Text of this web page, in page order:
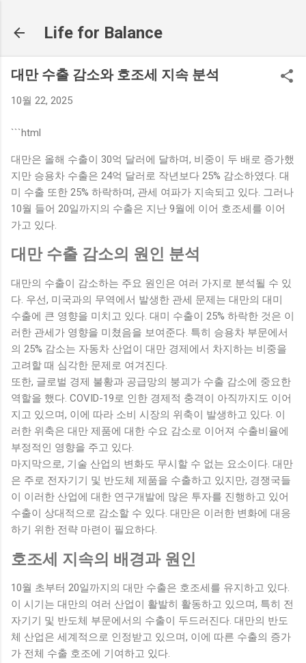
Life for Balance
대만 수출 감소와 호조세 지속 분석
10월 22, 2025
```html
대만은 올해 수출이 30억 달러에 달하며, 비중이 두 배로 증가했
지만 승용차 수출은 24억 달러로 작년보다 25% 감소하였다. 대
미 수출 또한 25% 하락하며, 관세 여파가 지속되고 있다. 그러나
10월 들어 20일까지의 수출은 지난 9월에 이어 호조세를 이어
가고 있다.
대만 수출 감소의 원인 분석
대만의 수출이 감소하는 주요 원인은 여러 가지로 분석될 수 있
다. 우선, 미국과의 무역에서 발생한 관세 문제는 대만의 대미
수출에 큰 영향을 미치고 있다. 대미 수출이 25% 하락한 것은 이
러한 관세가 영향을 미쳤음을 보여준다. 특히 승용차 부문에서
의 25% 감소는 자동차 산업이 대만 경제에서 차지하는 비중을
고려할 때 심각한 문제로 여겨진다.
또한, 글로벌 경제 불황과 공급망의 붕괴가 수출 감소에 중요한
역할을 했다. COVID-19로 인한 경제적 충격이 아직까지도 이어
지고 있으며, 이에 따라 소비 시장의 위축이 발생하고 있다. 이
러한 위축은 대만 제품에 대한 수요 감소로 이어져 수출비율에
부정적인 영향을 주고 있다.
마지막으로, 기술 산업의 변화도 무시할 수 없는 요소이다. 대만
은 주로 전자기기 및 반도체 제품을 수출하고 있지만, 경쟁국들
이 이러한 산업에 대한 연구개발에 많은 투자를 진행하고 있어
수출이 상대적으로 감소할 수 있다. 대만은 이러한 변화에 대응
하기 위한 전략 마련이 필요하다.
호조세 지속의 배경과 원인
10월 초부터 20일까지의 대만 수출은 호조세를 유지하고 있다.
이 시기는 대만의 여러 산업이 활발히 활동하고 있으며, 특히 전
자기기 및 반도체 부문에서의 수출이 두드러진다. 대만의 반도
체 산업은 세계적으로 인정받고 있으며, 이에 따른 수출의 증가
가 전체 수출 호조에 기여하고 있다.